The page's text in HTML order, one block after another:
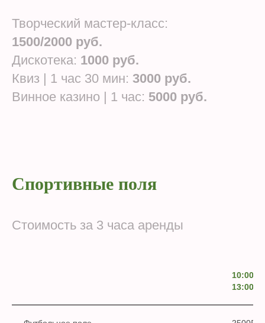
Творческий мастер-класс:
1500/2000 руб.
Дискотека: 1000 руб.
Квиз | 1 час 30 мин: 3000 руб.
Винное казино | 1 час: 5000 руб.
Спортивные поля
Стоимость за 3 часа аренды
10:00–
13:00